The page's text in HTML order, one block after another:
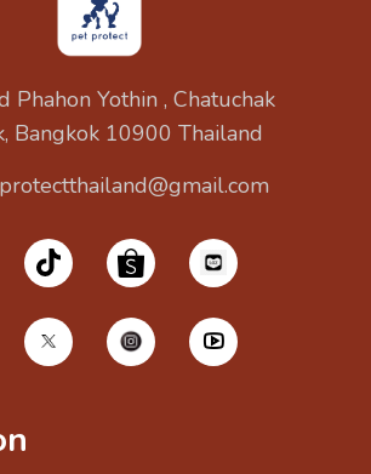
Phahon Yothin , Chatuchak
Bangkok 10900 Thailand